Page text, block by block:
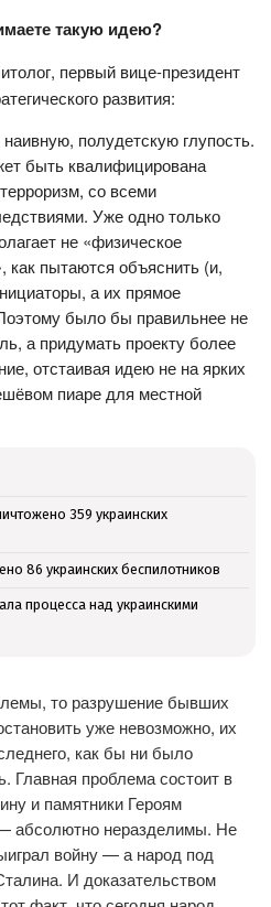
такую идею?
первый вице-президент
развития:
полудетскую глупость.
быть квалифицирована
со всеми
Уже одно только
не «физическое
как пытаются объяснить (и,
а их прямое
было бы правильнее не
а придумать проекту более
отстаивая идею не на ярких
пиаре для местной
359 украинских
86 украинских беспилотников
процесса над украинскими
то разрушение бывших
уже невозможно, их
как бы ни было
Главная проблема состоит в
и памятники Героям
абсолютно неразделимы. Не
войну — а народ под
И доказательством